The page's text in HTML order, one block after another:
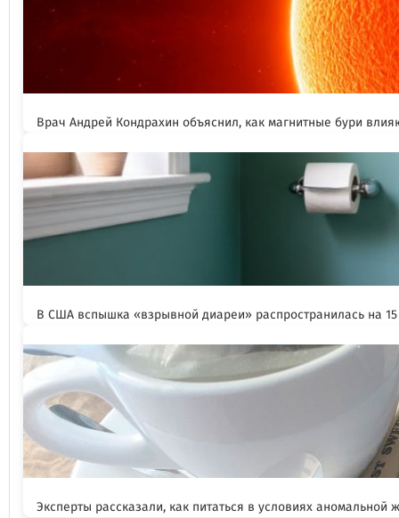
Врач Андрей Кондрахин объяснил, как магнитные бури
В США вспышка «взрывной диареи» распространилась на
Эксперты рассказали, как питаться в условиях аномальной